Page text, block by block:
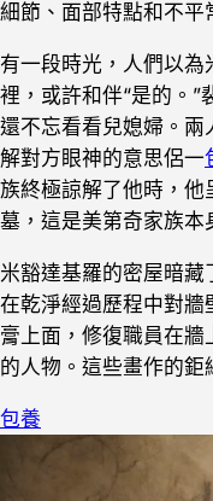
細節、面部特點和不平
有一段時光，人們以
裡，或許和伴“是的。”
還不忘看看兒媳婦。兩
解對方眼神的意思侶一
族終極諒解了他時，他
墓，這是美第奇家族本
米豁達基羅的密屋暗藏
在乾淨經過歷程中對牆
膏上面，修復職員在
的人物。這些畫作的鉅
包養